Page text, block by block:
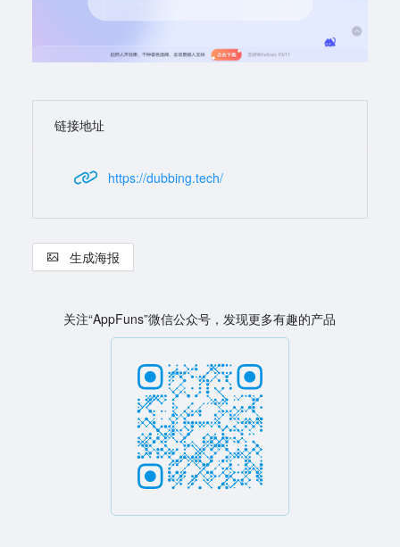
链接地址
https://dubbing.tech/
生成海报
关注“AppFuns”微信公众号，发现更多有趣的产品